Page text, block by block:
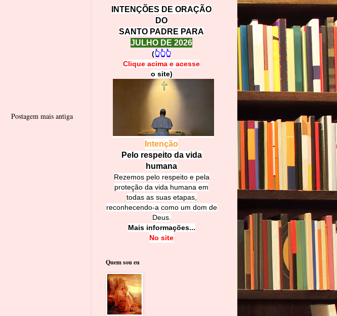
Postagem mais antiga
INTENÇÕES DE ORAÇÃO
DO
SANTO PADRE PARA
JULHO DE 2026
(👆👆👆
Clique acima e acesse
o site)
Intenção
Pelo respeito da vida
humana
Rezemos pelo respeito e pela
proteção da vida humana em
todas as suas etapas,
reconhecendo-a como um dom de
Deus.
Mais informações...
No site
Quem sou eu